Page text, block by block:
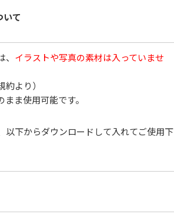
いて
イラストや写真の素材は入っていませ
約より）
ま使用可能です。
以下からダウンロードして入れてご使用下